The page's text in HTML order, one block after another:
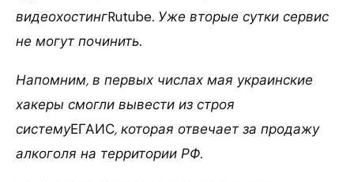
видеохостингRutube. Уже вторые сутки сервис
не могут починить.
Напомним, в первых числах мая украинские
хакеры смогли вывести из строя
системуЕГАИС, которая отвечает за продажу
алкоголя на территории РФ.